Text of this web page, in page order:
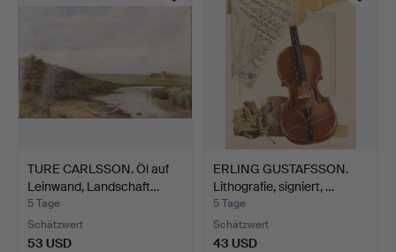
TURE CARLSSON. Öl auf
Leinwand, Landschaft…
5 Tage
Schätzwert
53 USD
ERLING GUSTAFSSON.
Lithografie, signiert, …
5 Tage
Schätzwert
43 USD